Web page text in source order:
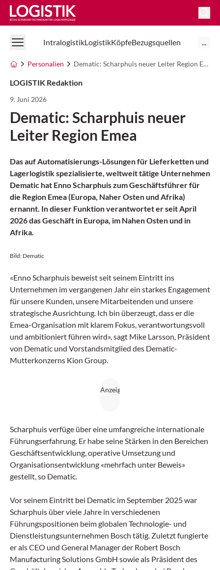
Logistik Online
IntralogistikLogistikKöpfeBezugsquellen ...
Personalien Dematic: Scharphuis neuer Leiter Region Emea
LOGISTIK Redaktion
9. Juni 2026
Dematic: Scharphuis neuer
Leiter Region Emea
Das aufAutomatisierungs-Lösungenfür Lieferketten und
Lagerlogistikspezialisierte, weltweit tätige Unternehmen
Dematic hat Enno Scharphuis zum Geschäftsführer für
die Region Emea (Europa, Naher Osten und Afrika)
ernannt. In dieser Funktion verantwortet er seit April
2026 das Geschäft in Europa, im Nahen Osten und in
Afrika.
Bild: Dematic
«Enno Scharphuis beweist seit seinem Eintritt ins
Unternehmen im vergangenen Jahr ein starkes Engagement
für unsere Kunden, unsere Mitarbeitenden und unsere
strategische Ausrichtung. Ich bin überzeugt, dass er die
Emea-Organisation mit klarem Fokus, verantwortungsvoll
und ambitioniert führen wird», sagt Mike Larsson, Präsident
von Dematic und Vorstandsmitglied des Dematic-
Mutterkonzerns Kion Group.
Scharphuis verfüge über eine umfangreiche internationale
Führungserfahrung. Er habe seine Stärken in den Bereichen
Geschäftsentwicklung, operative Umsetzung und
Organisationsentwicklung «mehrfach unter Beweis»
gestellt, so Dematic.
Vor seinem Eintritt bei Dematic im September 2025 war
Scharphuis über viele Jahre in verschiedenen
Führungspositionen beim globalen Technologie- und
Dienstleistungsunternehmen Bosch tätig. Zuletzt fungierte
er als CEO und General Manager der Robert Bosch
Manufacturing Solutions GmbH sowie als Präsident des